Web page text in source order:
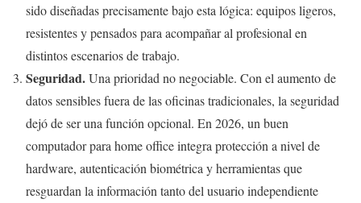
sido diseñadas precisamente bajo esta lógica: equipos ligeros,
resistentes y pensados para acompañar al profesional en
distintos escenarios de trabajo.
Seguridad.Una prioridad no negociable. Con el aumento de
datos sensibles fuera de las oficinas tradicionales, la seguridad
dejó de ser una función opcional. En 2026, un buen
computador para home office integra protección a nivel de
hardware, autenticación biométrica y herramientas que
resguardan la información tanto del usuario independiente